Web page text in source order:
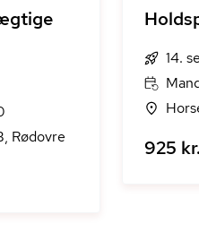
Rødovre
14.
925